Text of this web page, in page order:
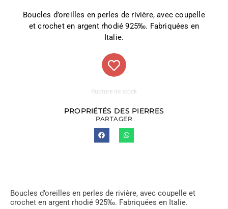
Boucles d’oreilles en perles de rivière, avec coupelle
et crochet en argent rhodié 925‰. Fabriquées en
Italie.
Rupture de stock
PROPRIÉTÉS DES PIERRES
PARTAGER
Boucles d’oreilles en perles de rivière, avec coupelle et
crochet en argent rhodié 925‰. Fabriquées en Italie.